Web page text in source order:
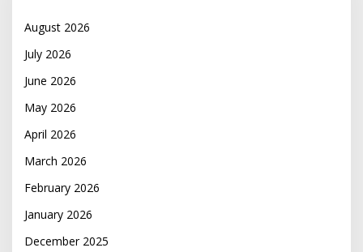
August 2026
July 2026
June 2026
May 2026
April 2026
March 2026
February 2026
January 2026
December 2025